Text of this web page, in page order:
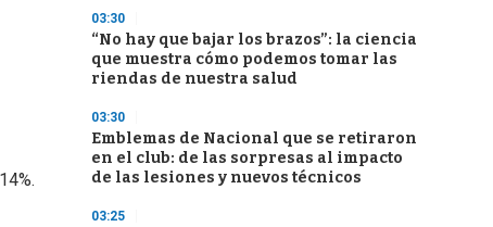
03:30
“No hay que bajar los brazos”: la ciencia
que muestra cómo podemos tomar las
riendas de nuestra salud
03:30
Emblemas de Nacional que se retiraron
en el club: de las sorpresas al impacto
de las lesiones y nuevos técnicos
03:25